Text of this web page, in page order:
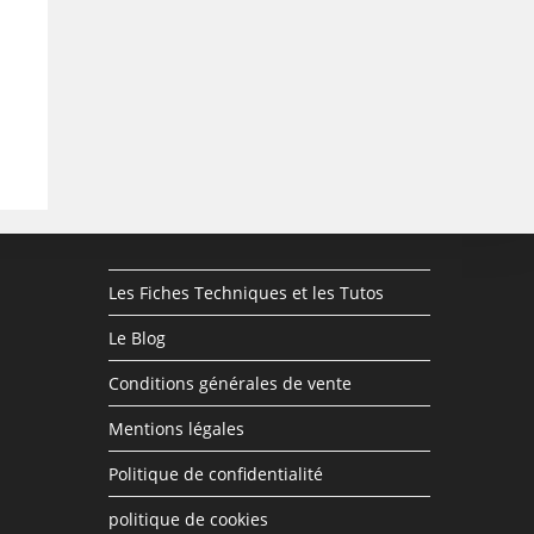
Les Fiches Techniques et les Tutos
Le Blog
Conditions générales de vente
Mentions légales
Politique de confidentialité
politique de cookies